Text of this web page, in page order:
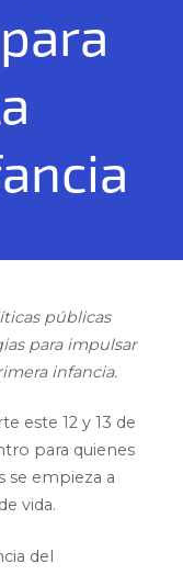
públicas
para impulsar
infancia.
este 12 y 13 de
para quienes
se empieza a
vida.
del